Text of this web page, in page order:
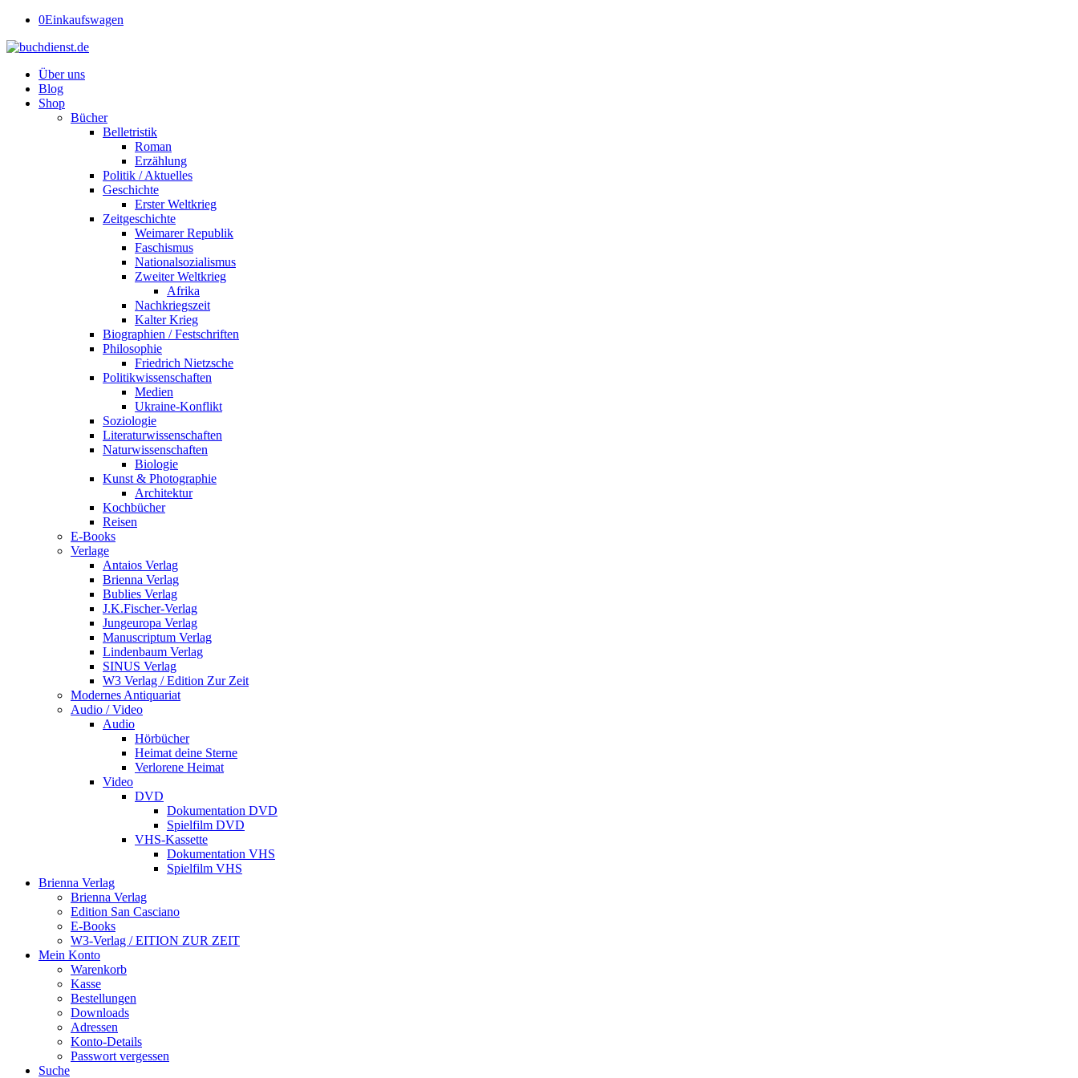
0Einkaufswagen
Über uns
Blog
Shop
Bücher
Belletristik
Roman
Erzählung
Politik / Aktuelles
Geschichte
Erster Weltkrieg
Zeitgeschichte
Weimarer Republik
Faschismus
Nationalsozialismus
Zweiter Weltkrieg
Afrika
Nachkriegszeit
Kalter Krieg
Biographien / Festschriften
Philosophie
Friedrich Nietzsche
Politikwissenschaften
Medien
Ukraine-Konflikt
Soziologie
Literaturwissenschaften
Naturwissenschaften
Biologie
Kunst & Photographie
Architektur
Kochbücher
Reisen
E-Books
Verlage
Antaios Verlag
Brienna Verlag
Bublies Verlag
J.K.Fischer-Verlag
Jungeuropa Verlag
Manuscriptum Verlag
Lindenbaum Verlag
SINUS Verlag
W3 Verlag / Edition Zur Zeit
Modernes Antiquariat
Audio / Video
Audio
Hörbücher
Heimat deine Sterne
Verlorene Heimat
Video
DVD
Dokumentation DVD
Spielfilm DVD
VHS-Kassette
Dokumentation VHS
Spielfilm VHS
Brienna Verlag
Brienna Verlag
Edition San Casciano
E-Books
W3-Verlag / EITION ZUR ZEIT
Mein Konto
Warenkorb
Kasse
Bestellungen
Downloads
Adressen
Konto-Details
Passwort vergessen
Suche